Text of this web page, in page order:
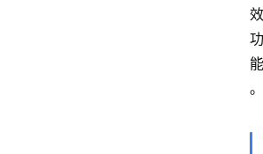
效
功
能
。